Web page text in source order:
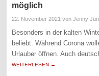
möglich
22. November 2021 von Jenny
Besonders in der kalten
beliebt. Während Corona
Urlauber öffnen. Auch
WEITERLESEN →